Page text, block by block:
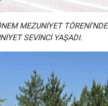
MEZUNİYET TÖRENİ’NDE
SEVİNCİ YAŞADI.